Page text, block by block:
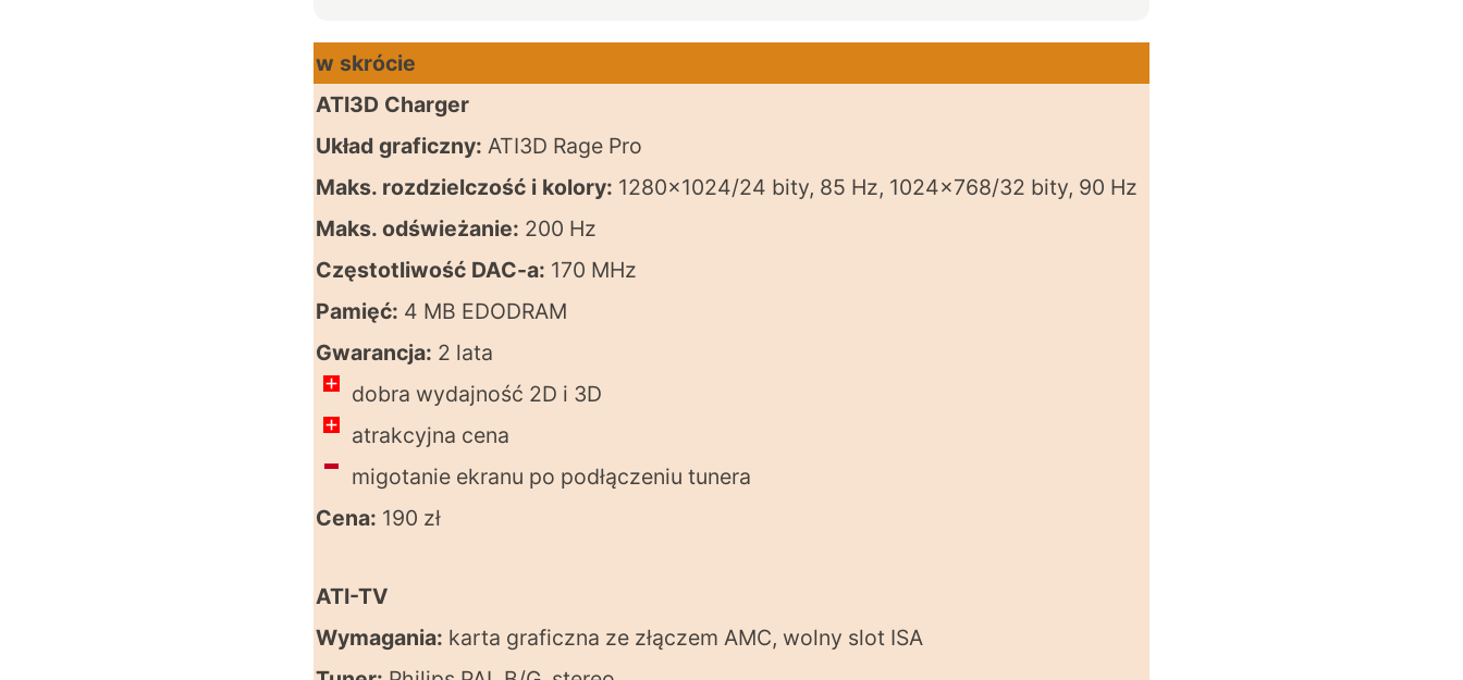
w skrócie
ATI3D Charger
Układ graficzny: ATI3D Rage Pro
Maks. rozdzielczość i kolory: 1280×1024/24 bity, 85 Hz, 1024×768/32 bity, 90 Hz
Maks. odświeżanie: 200 Hz
Częstotliwość DAC-a: 170 MHz
Pamięć: 4 MB EDODRAM
Gwarancja: 2 lata
dobra wydajność 2D i 3D
atrakcyjna cena
migotanie ekranu po podłączeniu tunera
Cena: 190 zł
ATI-TV
Wymagania: karta graficzna ze złączem AMC, wolny slot ISA